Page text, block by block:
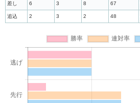
差し 6 3 8 67
追込 2 3 2 48